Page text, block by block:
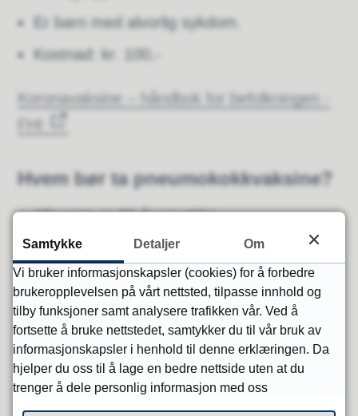
Er barn med alvorlig sykdom.
Kostnad: kr. 100,-
Koronavaksine – håndbok for befolkningen -
FHI
Hvem bør ta pneumokokkvaksine?
Alle som er 65 år og eldre.
Har kronisk sykdom.
Snakk med din lege om dette er aktuelt for
deg, få resept og ta med vaksinen så kan
vi sette den.
Kostnad.: kr. 110,-
Samtykke Detaljer Om
Vi bruker informasjonskapsler (cookies) for å forbedre
brukeropplevelsen på vårt nettsted, tilpasse innhold og
tilby funksjoner samt analysere trafikken vår. Ved å
fortsette å bruke nettstedet, samtykker du til vår bruk av
informasjonskapsler i henhold til denne erklæringen. Da
hjelper du oss til å lage en bedre nettside uten at du
trenger å dele personlig informasjon med oss